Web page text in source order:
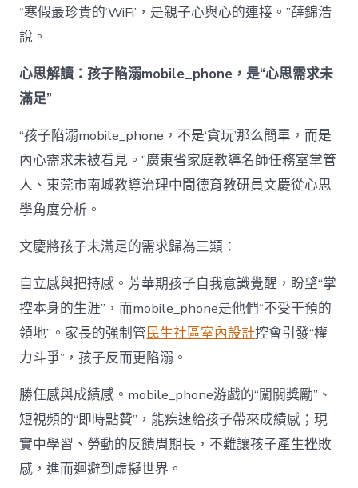
“寒假最珍貴的‘WiFi’，是親子心與心的連接。”薛錦浩
說。
心思解讀：孩子陷溺mobile_phone，是“心思需求未
滿足”
“孩子陷溺mobile_phone，不是‘貪玩’那么簡單，而是
內心需求未被看見。”廣東省家庭教導名師任務室掌管
人、東莞市南城教導治理中間德育教研員文慶從心思
學角度分析。
文慶將孩子未滿足的需求歸為三類：
自立感與把持感。芳華期孩子自我意識覺醒，盼望“掌
控本身的生涯”，而mobile_phone是他們“不受干預的
領地”。家長的強制管民生社區室內設計控會引發“權
力斗爭”，孩子反而更陷溺。
勝任感與成績感。mobile_phone游戲的“闖關獎勵”、
短視頻的“即時點贊”，能疾速給孩子帶來成績感；現
實中學習、勞動的反饋周期長，不難讓孩子產生挫敗
感，進而迴避到虛擬世界。